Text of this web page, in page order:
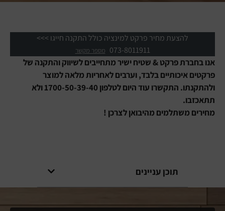
להצעת מחיר פרקט למינציה כולל התקנה חייגו >>>
073-8011911 מספר מקשר
אנו בחברת פרקט & שטיח ישיר מתחייבים לשיווק והתקנה של
פרקטים איכותיים בלבד, וערבים לאחריות מלאה למוצר
ולהתקנתו. התקשרו עוד היום לטלפון 1700-50-39-40 ולא
תתאכזבו.
מחירים משתלמים מהיבואן לצרכן !
תוכן עניינים